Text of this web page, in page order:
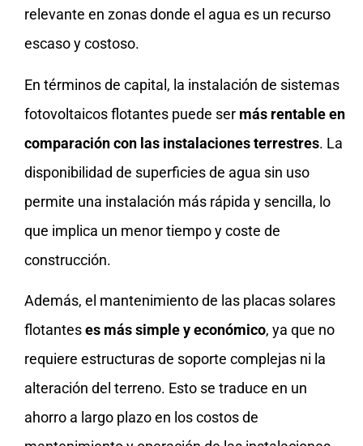
relevante en zonas donde el agua es un recurso
escaso y costoso.
En términos de capital, la instalación de sistemas
fotovoltaicos flotantes puede ser más rentable en
comparación con las instalaciones terrestres. La
disponibilidad de superficies de agua sin uso
permite una instalación más rápida y sencilla, lo
que implica un menor tiempo y coste de
construcción.
Además, el mantenimiento de las placas solares
flotanteses más simple y económico, ya que no
requiere estructuras de soporte complejas ni la
alteración del terreno. Esto se traduce en un
ahorro a largo plazo en los costos de